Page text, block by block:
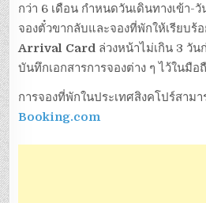
กว่า 6 เดือน กำหนดวันเดินทางเข้า-
จองตั๋วขากลับและจองที่พักให้เรียบร้
Arrival Card ล่วงหน้าไม่เกิน 3 วั
บันทึกเอกสารการจองต่าง ๆ ไว้ในมื
การจองที่พักในประเทศสิงคโปร์สาม
Booking.com